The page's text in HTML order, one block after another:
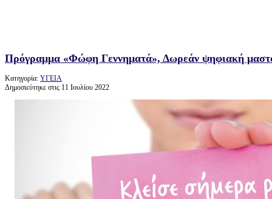
Πρόγραμμα «Φώφη Γεννηματά», Δωρεάν ψηφιακή
Κατηγορία: ΥΓΕΙΑ
Δημοσιεύτηκε στις 11 Ιουλίου 2022